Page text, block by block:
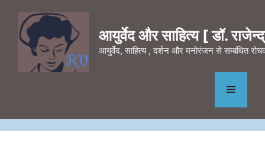
content
आयुर्वेद और साहित्य [ डॉ.
आयुर्वेद, साहित्य , दर्शन और मनोरंजन से सम्बंधित
Menu